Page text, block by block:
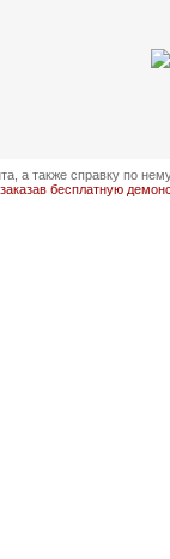
а также справку по
заказав бесплатную